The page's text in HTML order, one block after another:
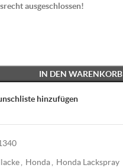
ausgeschlossen!
IN DEN WARENKORB
hinzufügen
Honda
Honda Lackspray